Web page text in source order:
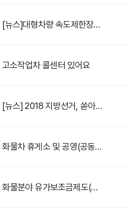
[뉴스]대형차량 속도제한장치 불법해체 단속하자 교통사고↓
고소작업차 콜센터 있어요
[뉴스] 2018 지방선거, 쏟아진 자동차 공약 살펴보니
화물차 휴게소 및 공영(공동)차고지 건설ㆍ운영
화물분야 유가보조금제도(유류세 연동보조금)